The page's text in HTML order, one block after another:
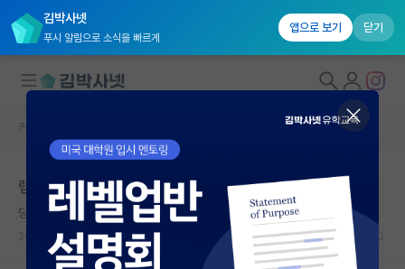
김박사넷
푸시 알림으로 소식을 빠르게
앱으로 보기 닫기
대학원생 모집
국내대학원 정보
연구실&오픈랩
커뮤니티
커뮤니티 홈
랩 컨택 관련 질문입니다
당당한 그레고어 멘델
2024.02.23 4 1465